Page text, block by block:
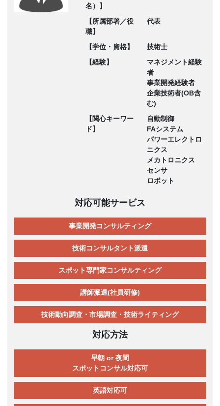
名）】
【所属部署／役
職】
代表
【学位・資格】
技術士
【経験】
マネジメント経験
者
事業開発経験者
企業技術者(OB含
む)
【関心キーワー
ド】
自動制御
FAシステム
パワーエレクトロ
ニクス
メカトロニクス
センサ
ロボット
対応可能サービス
事業開発コンサルティング
技術コンサルタント派遣
スポット専門家コンサルティング
講師派遣(社員研修)
技術動向調査・市場調査・技術ライティング
対応方法
早朝 or 夜間
スポットコンサル対応可
英語対応可